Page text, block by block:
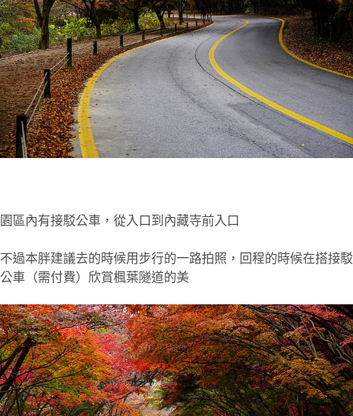
園區內有接駁公車，從入口到內藏寺前入口
不過本胖建議去的時候用步行的一路拍照，回程的時候在搭接駁
公車（需付費）欣賞楓葉隧道的美